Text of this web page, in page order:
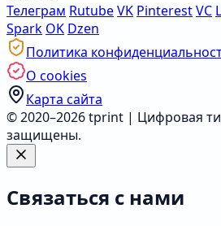
Телеграм RutubeVK PinterestVC
Spark OK Dzen
Политика
О cookies
Карта сайта
© 2020–2026 tprint | Цифровая
защищены.
Связаться с нами